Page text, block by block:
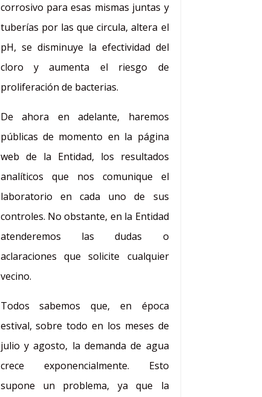
corrosivo para esas mismas juntas y
tuberías por las que circula, altera el
pH, se disminuye la efectividad del
cloro y aumenta el riesgo de
proliferación de bacterias.
De ahora en adelante, haremos
públicas de momento en la página
web de la Entidad, los resultados
analíticos que nos comunique el
laboratorio en cada uno de sus
controles. No obstante, en la Entidad
atenderemos las dudas o
aclaraciones que solicite cualquier
vecino.
Todos sabemos que, en época
estival, sobre todo en los meses de
julio y agosto, la demanda de agua
crece exponencialmente. Esto
supone un problema, ya que la